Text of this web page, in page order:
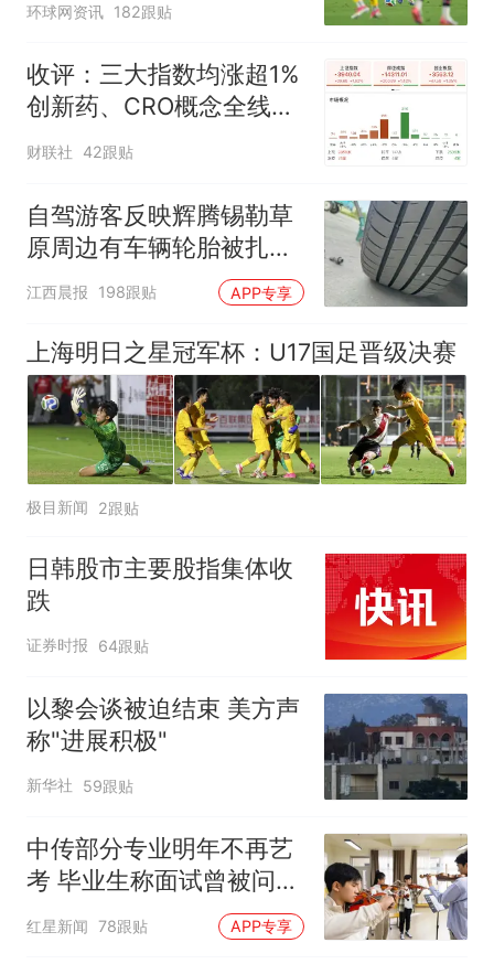
环球网资讯 182跟贴
收评：三大指数均涨超1%
创新药、CRO概念全线走
强
财联社 42跟贴
自驾游客反映辉腾锡勒草
原周边有车辆轮胎被扎，
修理店铺换胎价格高达千
元，官方发布情况通报
江西晨报 198跟贴 APP专享
上海明日之星冠军杯：U17国足晋级决赛
极目新闻 2跟贴
日韩股市主要股指集体收
跌
证券时报 64跟贴
以黎会谈被迫结束 美方声
称"进展积极"
新华社 59跟贴
中传部分专业明年不再艺
考 毕业生称面试曾被问
“如何策划晚会” 专家：遏
红星新闻 78跟贴 APP专享